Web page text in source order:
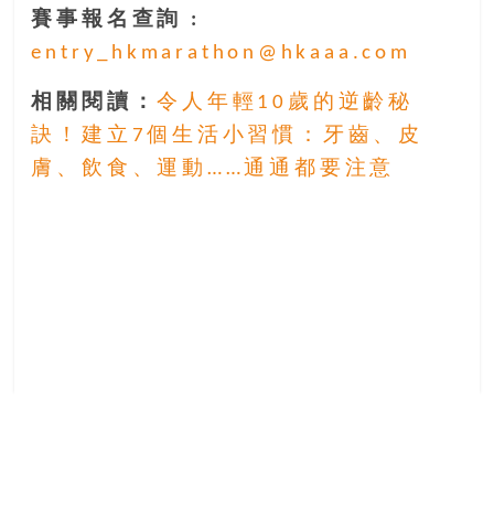
賽事報名查詢 :
entry_hkmarathon@hkaaa.com
相關閱讀：令人年輕10歲的逆齡秘
訣！建立7個生活小習慣：牙齒、皮
膚、飲食、運動……通通都要注意